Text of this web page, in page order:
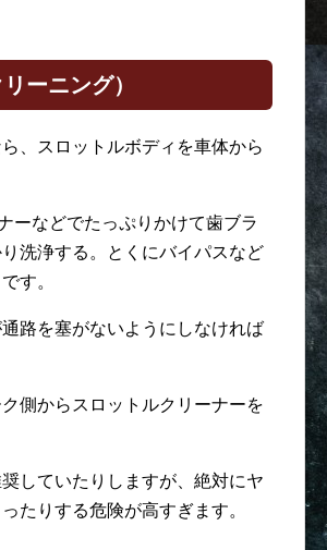
ーニング）
、スロットルボディを車体から
ーなどでたっぷりかけて歯ブラ
洗浄する。とくにバイパスなど
す。
路を塞がないようにしなければ
側からスロットルクリーナーを
していたりしますが、絶対にヤ
たりする危険が高すぎます。